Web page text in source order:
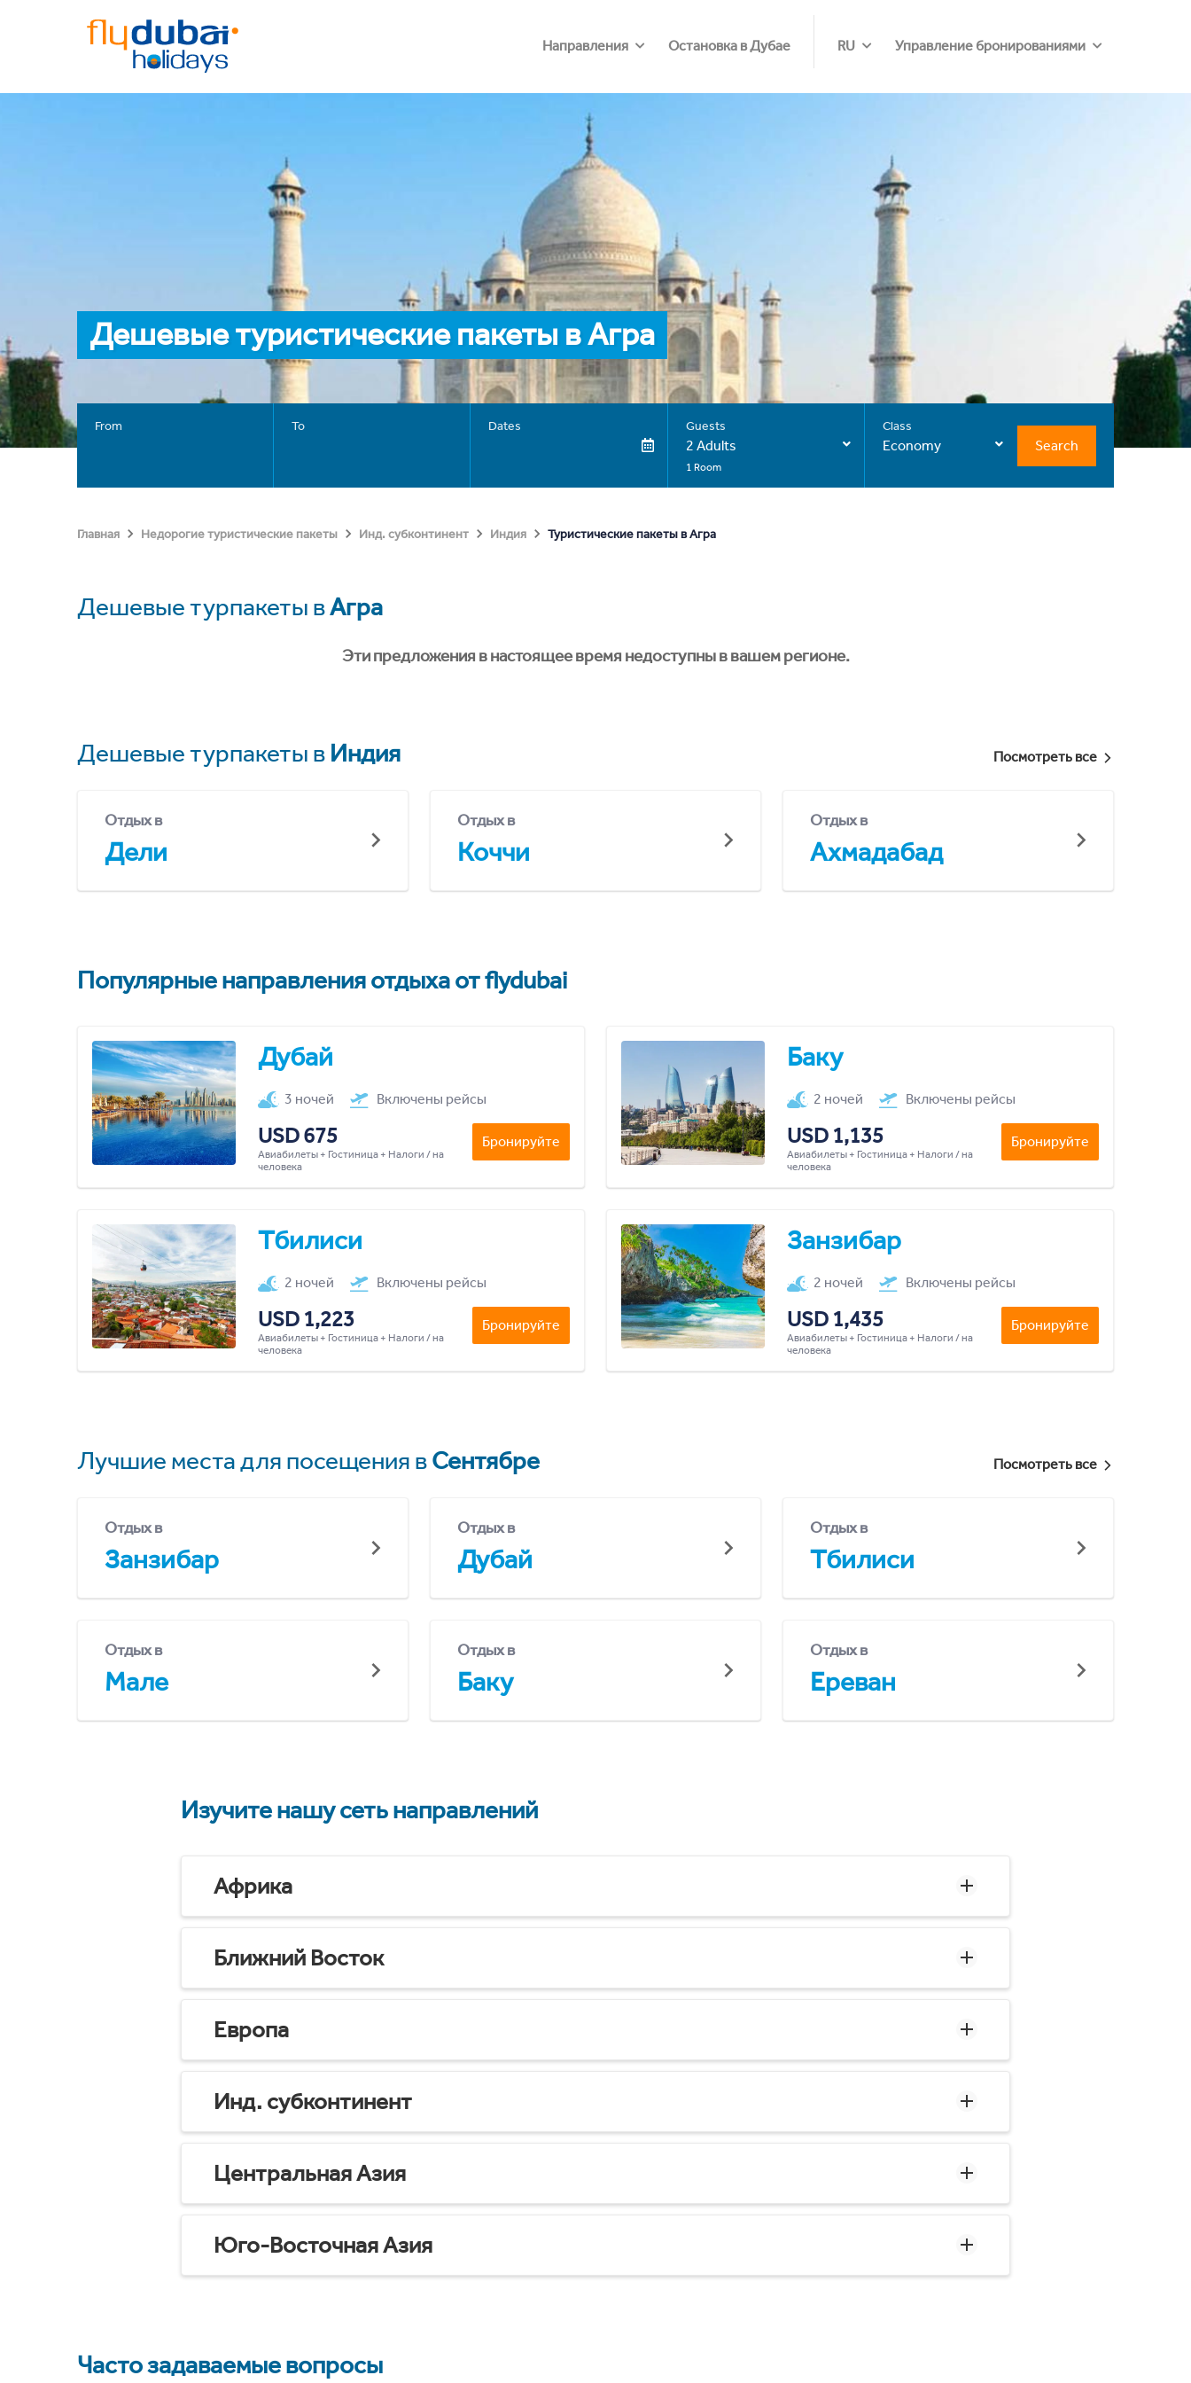
Направления Остановка в Дубае RU Управление бронированиями
Дешевые туристические пакеты в Агра
From To Dates Guests
2 Adults
1 Room
Class
Economy Search
Главная Недорогие туристические пакеты Инд. субконтинент Индия Туристические пакеты в Агра
Дешевые турпакеты вАгра
Эти предложения в настоящее время недоступны в вашем регионе.
Дешевые турпакеты в Индия Посмотреть все
Отдых в
Дели
Отдых в
Коччи
Отдых в
Ахмадабад
Популярные направления отдыха от flydubai
Дубай
3 ночей Включены рейсы
USD 675
Авиабилеты + Гостиница + Налоги / на
человека
Бронируйте
Баку
2 ночей Включены рейсы
USD 1,135
Авиабилеты + Гостиница + Налоги / на
человека
Бронируйте
Тбилиси
2 ночей Включены рейсы
USD 1,223
Авиабилеты + Гостиница + Налоги / на
человека
Бронируйте
Занзибар
2 ночей Включены рейсы
USD 1,435
Авиабилеты + Гостиница + Налоги / на
человека
Бронируйте
Лучшие места для посещения вСентябре Посмотреть все
Отдых в
Занзибар
Отдых в
Дубай
Отдых в
Тбилиси
Отдых в
Мале
Отдых в
Баку
Отдых в
Ереван
Изучите нашу сеть направлений
Африка
Ближний Восток
Европа
Инд. субконтинент
Центральная Азия
Юго-Восточная Азия
Часто задаваемые вопросы